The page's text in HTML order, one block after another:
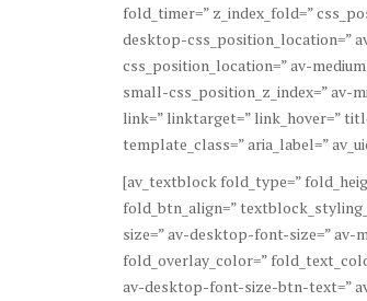
fold_timer=” z_index_fold=”
desktop-css_position_location=”
css_position_location=” av-
small-css_position_z_index=” av-
link=” linktarget=” link_hover=”
template_class=” aria_label=”
[av_textblock fold_type=”
fold_btn_align=”
size=” av-desktop-font-size=”
fold_overlay_color=”
av-desktop-font-size-btn-text=”